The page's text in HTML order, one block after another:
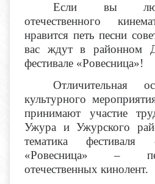
Если вы
отечественного
нравится петь песни
вас ждут в районном
фестивале «Ровесница»!
Отличительная
культурного
принимают участие
Ужура и Ужурского
тематика фестиваля
«Ровесница» –
отечественных кинолент.